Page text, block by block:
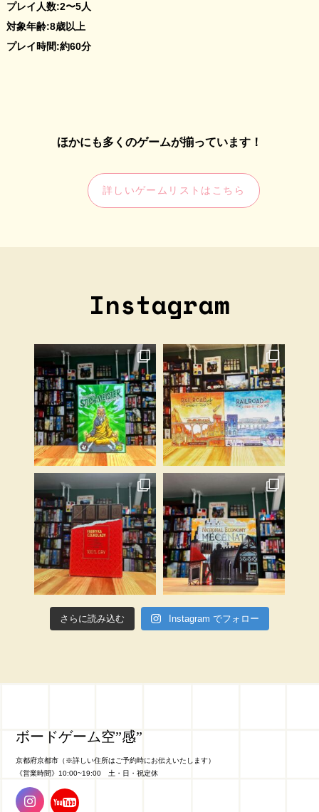
プレイ人数:2〜5人
対象年齢:8歳以上
プレイ時間:約60分
ほかにも多くのゲームが揃っています！
詳しいゲームリストはこちら
Instagram
さらに読み込む Instagram でフォロー
ボードゲーム空”感”
京都府京都市（※詳しい住所はご予約時にお伝えいたします）
《営業時間》10:00~19:00 土・日・祝定休